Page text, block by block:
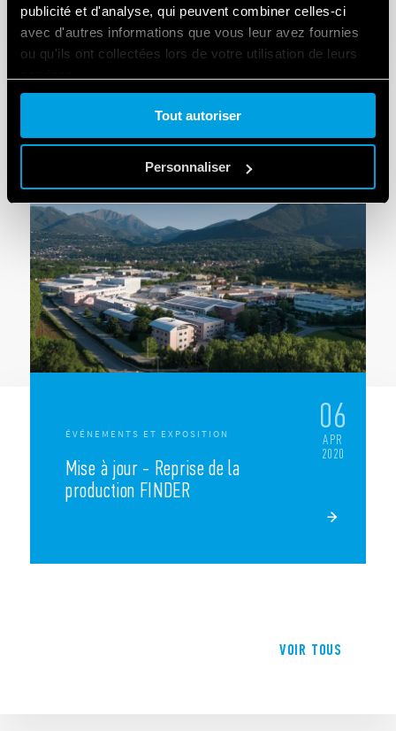
publicité et d'analyse, qui peuvent combiner celles-ci
avec d'autres informations que vous leur avez fournies
ou qu'ils ont collectées lors de votre utilisation de leurs
Tout autoriser
Personnaliser
FINDER NEWS
06
APR
2020
ÉVÉNEMENTS ET EXPOSITION
Mise à jour - Reprise de la
production FINDER
VOIR TOUS